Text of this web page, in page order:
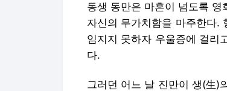
동생 동만은 마흔이 넘도록
자신의 무가치함을 마주한다.
임지지 못하자 우울증에 걸리
다.
그러던 어느 날 진만이 생(生)